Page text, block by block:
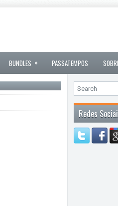
BUNDLES » PASSATEMPOS
Redes